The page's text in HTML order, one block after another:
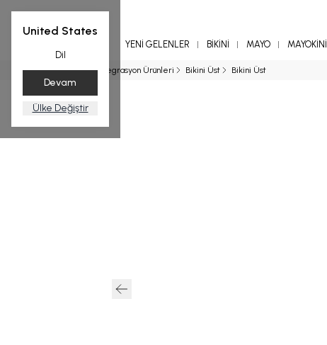
United States
Dil
Devam
Ülke Değiştir
YENİ GELENLER BİKİNİ MAYO MAYOKİNİ
Ana Sayfa Entegrasyon Ürünleri Bikini Üst Bikini Üst